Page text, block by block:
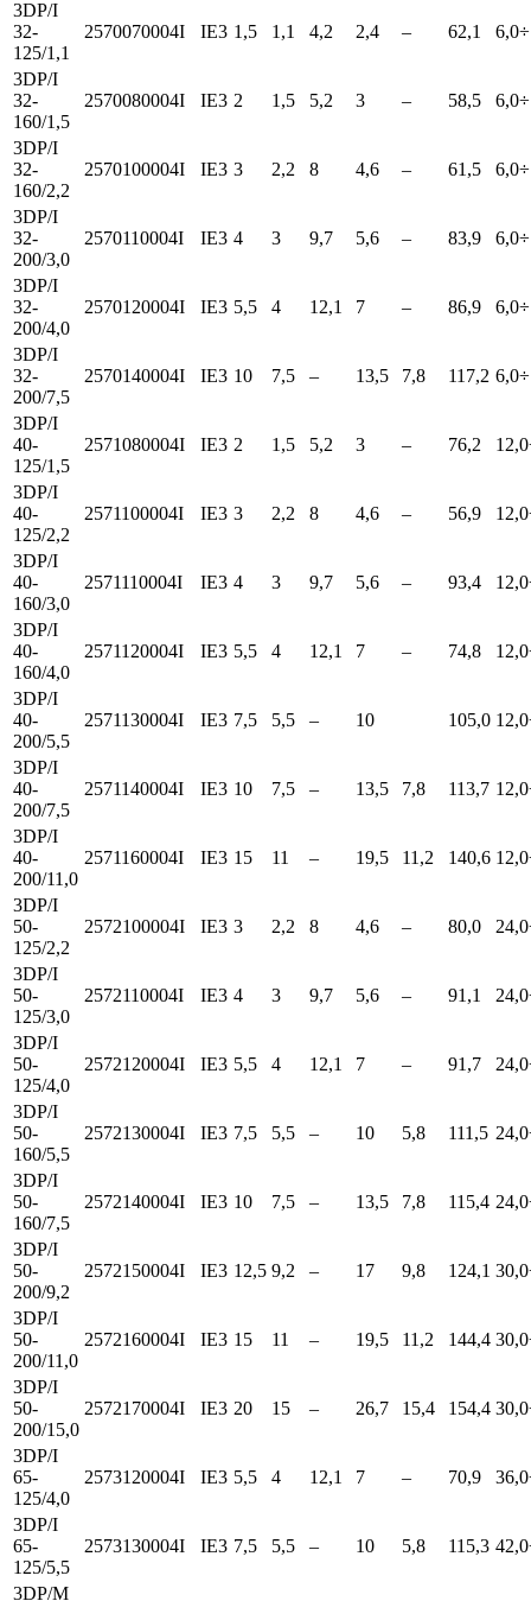
3DP/I
32-
125/1,1
2570070004I IE3 1,5 1,1 4,2 2,4 – 62,1
3DP/I
32-
160/1,5
2570080004I IE3 2 1,5 5,2 3 – 58,5
3DP/I
32-
160/2,2
2570100004I IE3 3 2,2 8 4,6 – 61,5
3DP/I
32-
200/3,0
2570110004I IE3 4 3 9,7 5,6 – 83,9
3DP/I
32-
200/4,0
2570120004I IE3 5,5 4 12,1 7 – 86,9
3DP/I
32-
200/7,5
2570140004I IE3 10 7,5 – 13,5 7,8 117,2
3DP/I
40-
125/1,5
2571080004I IE3 2 1,5 5,2 3 – 76,2
3DP/I
40-
125/2,2
2571100004I IE3 3 2,2 8 4,6 – 56,9
3DP/I
40-
160/3,0
2571110004I IE3 4 3 9,7 5,6 – 93,4
3DP/I
40-
160/4,0
2571120004I IE3 5,5 4 12,1 7 – 74,8
3DP/I
40-
200/5,5
2571130004I IE3 7,5 5,5 – 10 105,0
3DP/I
40-
200/7,5
2571140004I IE3 10 7,5 – 13,5 7,8 113,7
3DP/I
40-
200/11,0
2571160004I IE3 15 11 – 19,5 11,2 140,6
3DP/I
50-
125/2,2
2572100004I IE3 3 2,2 8 4,6 – 80,0
3DP/I
50-
125/3,0
2572110004I IE3 4 3 9,7 5,6 – 91,1
3DP/I
50-
125/4,0
2572120004I IE3 5,5 4 12,1 7 – 91,7
3DP/I
50-
160/5,5
2572130004I IE3 7,5 5,5 – 10 5,8 111,5
3DP/I
50-
160/7,5
2572140004I IE3 10 7,5 – 13,5 7,8 115,4
3DP/I
50-
200/9,2
2572150004I IE3 12,5 9,2 – 17 9,8 124,1
3DP/I
50-
200/11,0
2572160004I IE3 15 11 – 19,5 11,2 144,4
3DP/I
50-
200/15,0
2572170004I IE3 20 15 – 26,7 15,4 154,4
3DP/I
65-
125/4,0
2573120004I IE3 5,5 4 12,1 7 – 70,9
3DP/I
65-
125/5,5
2573130004I IE3 7,5 5,5 – 10 5,8 115,3
3DP/M